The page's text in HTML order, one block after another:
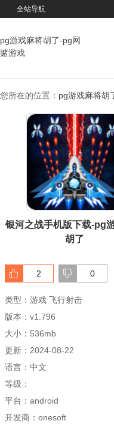
全站导航
pg游戏麻将胡了-pg网
赌游戏
您所在的位置： pg游戏麻将胡
银河之战手机版下载-pg
胡了
2 0
类型：游戏 飞行射击
版本：v1.796
大小：536mb
更新：2024-08-22
语言：中文
等级：
平台：android
开发商：onesoft